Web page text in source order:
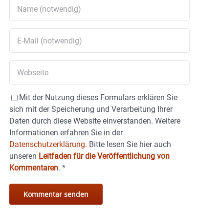
Mit der Nutzung dieses Formulars erklären Sie
sich mit der Speicherung und Verarbeitung Ihrer
Daten durch diese Website einverstanden. Weitere
Informationen erfahren Sie in der
Datenschutzerklärung. Bitte lesen Sie hier auch
unseren Leitfaden für die Veröffentlichung von
Kommentaren. *